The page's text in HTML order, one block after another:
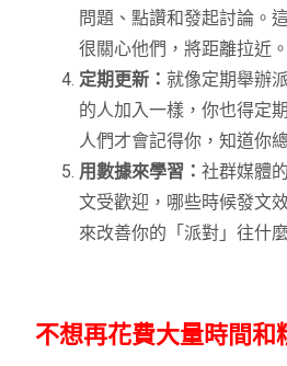
問題、點讚和發起討論。
很關心他們，將距離拉近。
定期更新：就像定期舉辦
的人加入一樣，你也得定
人們才會記得你，知道你
用數據來學習：社群媒體
文受歡迎，哪些時候發文
來改善你的「派對」往什
不想再花費大量時間和